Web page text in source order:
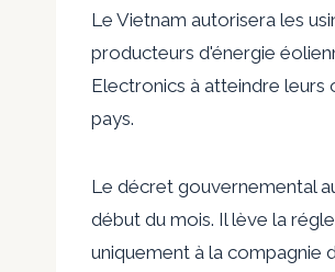
Le Vietnam autorisera les
producteurs d'énergie
Electronics à atteindre leurs
pays.
Le décret gouvernemental
début du mois. Il lève la
uniquement à la compagnie